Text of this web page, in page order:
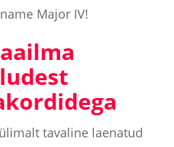
Major IV!
tavaline laenatud